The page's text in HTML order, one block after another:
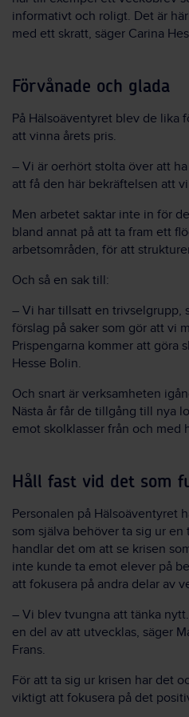
informativt och roligt. Det är
med ett skratt, säger Carina
Förvånade och glada
På Hälsoäventyret blev de lika
att vinna årets pris.
– Vi är oerhört stolta över att
att få den här bekräftelsen att
Men arbetet saktar inte in för
bland annat på att ta fram ett
arbetsområden, för att
Och så en sak till:
– Vi har tillsatt en trivselgrupp,
förslag på saker som gör att vi
Prispengarna kommer att göra
Hesse Bolin.
Och snart är verksamheten
Nästa år får de tillgång till nya
emot skolklasser från och med
Håll fast vid det som
Personalen på Hälsoäventyret
som själva behöver ta sig ur
handlar det om att se krisen
inte kunde ta emot elever på
att fokusera på andra delar av
– Vi blev tvungna att tänka
en del av att utvecklas, säger
Frans.
För att ta sig ur krisen har det
viktigt att fokusera på det